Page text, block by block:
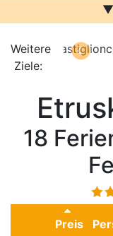
Sauna
Kamin
Ferienwohnungen
Urlaub mit Hund
Parkplatz (ggf.
Weitere
Ziele:
Etruskische Riviera
18
Preis